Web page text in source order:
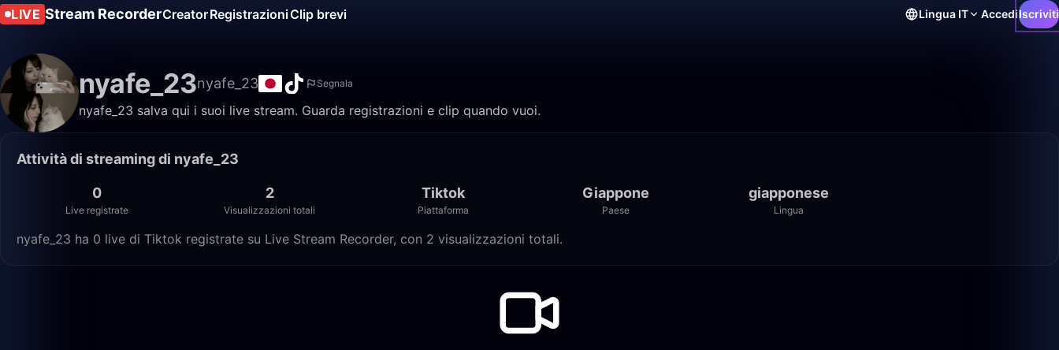
LIVE Stream RecorderCreatorRegistrazioniClip brevi Lingua IT AccediIscriviti
nyafe_23nyafe_23 Segnala
nyafe_23 salva qui i suoi live stream. Guarda registrazioni e clip quando vuoi.
Attività di streaming di nyafe_23
0
Live registrate
2
Visualizzazioni totali
Tiktok
Piattaforma
Giappone
Paese
giapponese
Lingua
nyafe_23 ha 0 live di Tiktok registrate su Live Stream Recorder, con 2 visualizzazioni totali.